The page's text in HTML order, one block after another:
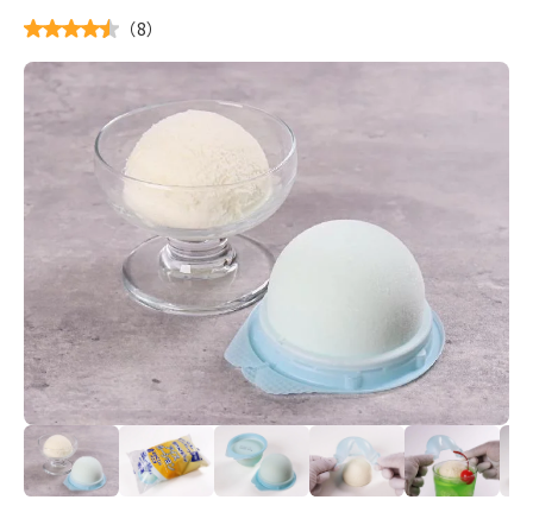
（8）